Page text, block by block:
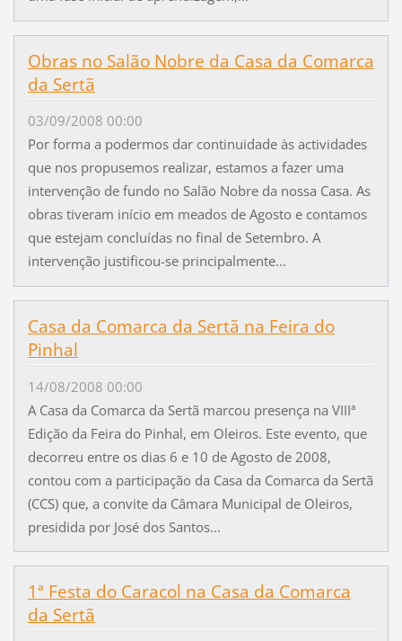
Obras no Salão Nobre da Casa da Comarca
da Sertã
03/09/2008 00:00
Por forma a podermos dar continuidade às actividades
que nos propusemos realizar, estamos a fazer uma
intervenção de fundo no Salão Nobre da nossa Casa. As
obras tiveram início em meados de Agosto e contamos
que estejam concluídas no final de Setembro. A
intervenção justificou-se principalmente...
Casa da Comarca da Sertã na Feira do
Pinhal
14/08/2008 00:00
A Casa da Comarca da Sertã marcou presença na VIIIª
Edição da Feira do Pinhal, em Oleiros. Este evento, que
decorreu entre os dias 6 e 10 de Agosto de 2008,
contou com a participação da Casa da Comarca da Sertã
(CCS) que, a convite da Câmara Municipal de Oleiros,
presidida por José dos Santos...
1ª Festa do Caracol na Casa da Comarca
da Sertã